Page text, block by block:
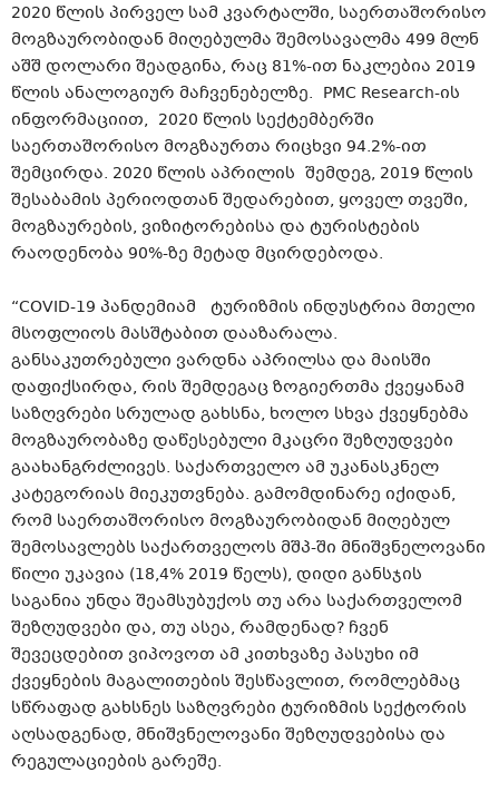
2020 წლის პირველ სამ კვარტალში, საერთაშორისო
მოგზაურობიდან მიღებულმა შემოსავალმა 499 მლნ
აშშ დოლარი შეადგინა, რაც 81%-ით ნაკლებია 2019
წლის ანალოგიურ მაჩვენებელზე. PMC Research-ის
ინფორმაციით, 2020 წლის სექტემბერში
საერთაშორისო მოგზაურთა რიცხვი 94.2%-ით
შემცირდა. 2020 წლის აპრილის შემდეგ, 2019 წლის
შესაბამის პერიოდთან შედარებით, ყოველ თვეში,
მოგზაურების, ვიზიტორებისა და ტურისტების
რაოდენობა 90%-ზე მეტად მცირდებოდა.
“COVID-19 პანდემიამ ტურიზმის ინდუსტრია მთელი
მსოფლიოს მასშტაბით დააზარალა.
განსაკუთრებული ვარდნა აპრილსა და მაისში
დაფიქსირდა, რის შემდეგაც ზოგიერთმა ქვეყანამ
საზღვრები სრულად გახსნა, ხოლო სხვა ქვეყნებმა
მოგზაურობაზე დაწესებული მკაცრი შეზღუდვები
გაახანგრძლივეს. საქართველო ამ უკანასკნელ
კატეგორიას მიეკუთვნება. გამომდინარე იქიდან,
რომ საერთაშორისო მოგზაურობიდან მიღებულ
შემოსავლებს საქართველოს მშპ-ში მნიშვნელოვანი
წილი უკავია (18,4% 2019 წელს), დიდი განსჯის
საგანია უნდა შეამსუბუქოს თუ არა საქართველომ
შეზღუდვები და, თუ ასეა, რამდენად? ჩვენ
შევეცდებით ვიპოვოთ ამ კითხვაზე პასუხი იმ
ქვეყნების მაგალითების შესწავლით, რომლებმაც
სწრაფად გახსნეს საზღვრები ტურიზმის სექტორის
აღსადგენად, მნიშვნელოვანი შეზღუდვებისა და
რეგულაციების გარეშე.